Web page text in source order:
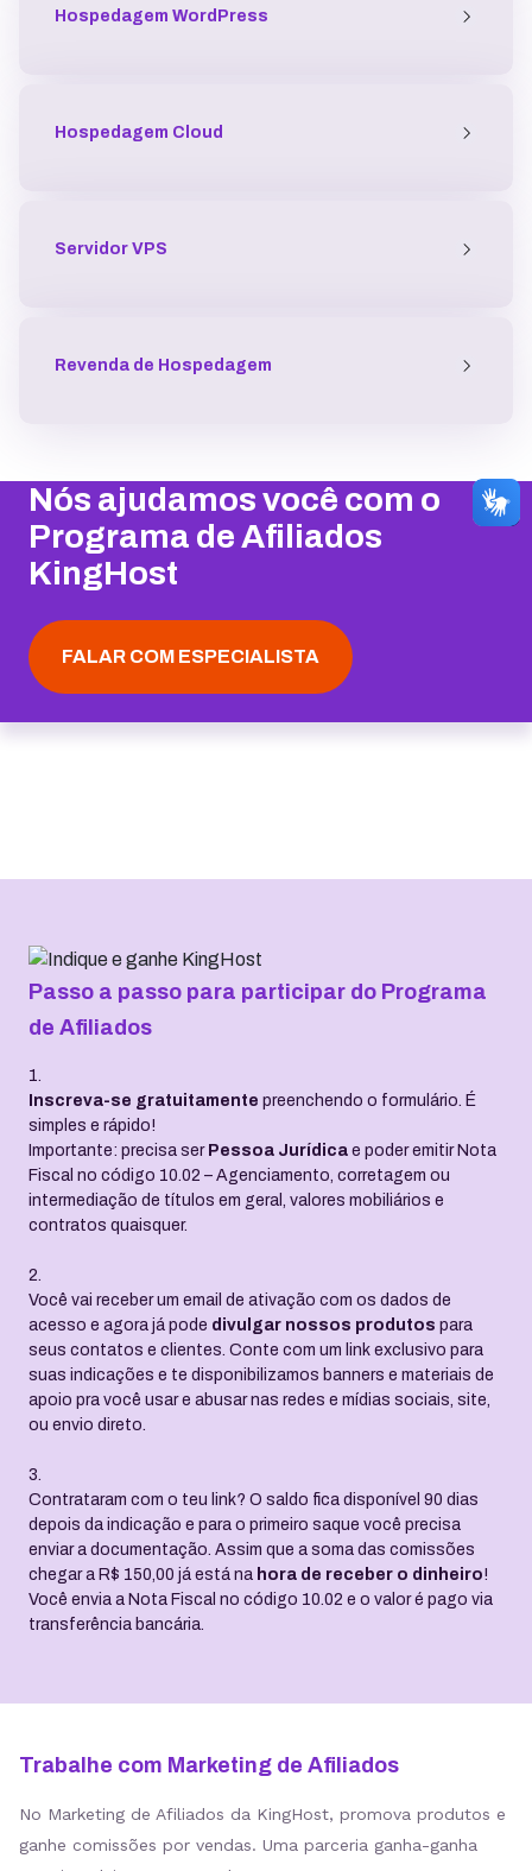
Hospedagem WordPress
Hospedagem Cloud
Servidor VPS
Revenda de Hospedagem
Nós ajudamos você com o
Programa de Afiliados
KingHost
FALAR COM ESPECIALISTA
Passo a passo para participar do Programa
de Afiliados
1.
Inscreva-se gratuitamente preenchendo o formulário. É
simples e rápido!
Importante: precisa ser Pessoa Jurídica e poder emitir Nota
Fiscal no código 10.02 – Agenciamento, corretagem ou
intermediação de títulos em geral, valores mobiliários e
contratos quaisquer.
2.
Você vai receber um email de ativação com os dados de
acesso e agora já pode divulgar nossos produtos para
seus contatos e clientes. Conte com um link exclusivo para
suas indicações e te disponibilizamos banners e materiais de
apoio pra você usar e abusar nas redes e mídias sociais, site,
ou envio direto.
3.
Contrataram com o teu link? O saldo fica disponível 90 dias
depois da indicação e para o primeiro saque você precisa
enviar a documentação. Assim que a soma das comissões
chegar a R$ 150,00 já está na hora de receber o dinheiro!
Você envia a Nota Fiscal no código 10.02 e o valor é pago via
transferência bancária.
Trabalhe com Marketing de Afiliados
No Marketing de Afiliados da KingHost, promova produtos e
ganhe comissões por vendas. Uma parceria ganha-ganha